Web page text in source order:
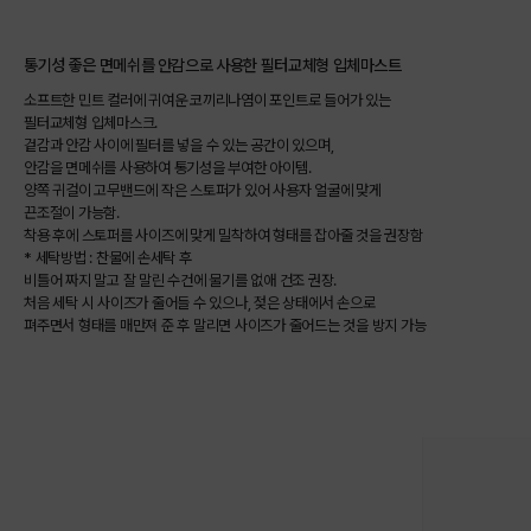
통기성 좋은 면메쉬를 안감으로 사용한 필터교체형 입체마스트
소프트한 민트 컬러에 귀여운 코끼리나염이 포인트로 들어가 있는
필터교체형 입체마스크.
겉감과 안감 사이에 필터를 넣을 수 있는 공간이 있으며,
안감을 면메쉬를 사용하여 통기성을 부여한 아이템.
양쪽 귀걸이 고무밴드에 작은 스토퍼가 있어 사용자 얼굴에 맞게
끈조절이 가능함.
착용 후에 스토퍼를 사이즈에 맞게 밀착하여 형태를 잡아줄 것을 권장함
* 세탁방법 : 찬물에 손세탁 후
비틀어 짜지 말고 잘 말린 수건에 물기를 없애 건조 권장.
처음 세탁 시 사이즈가 줄어들 수 있으나, 젖은 상태에서 손으로
펴주면서 형태를 매만져 준 후 말리면 사이즈가 줄어드는 것을 방지 가능